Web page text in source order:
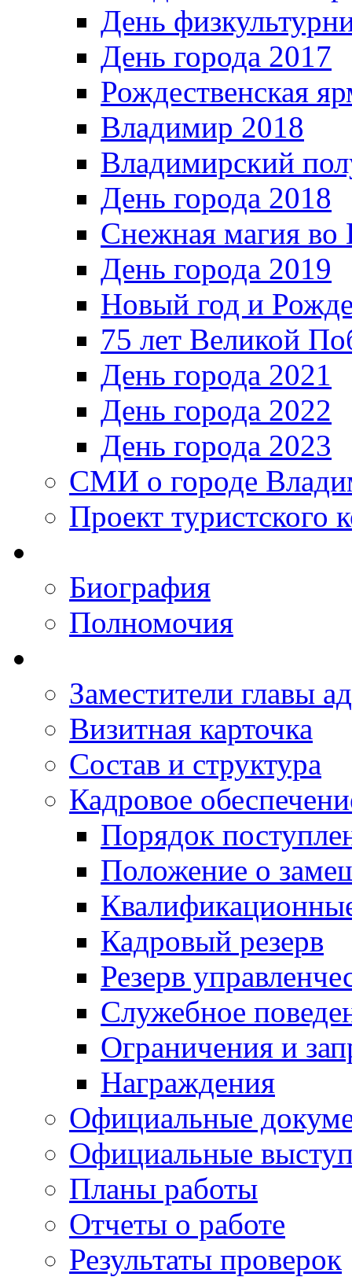
День
День города 2017
Рождественская
Владимир 2018
Владимирский
День города 2018
Снежная магия во
День города 2019
Новый год и
75 лет Великой
День города 2021
День города 2022
День города 2023
СМИ о городе
Проект туристского
Биография
Полномочия
Заместители главы
Визитная карточка
Состав и структура
Кадровое
Порядок
Положение о
Кадровый резерв
Резерв
Служебное
Ограничения и
Награждения
Официальные
Официальные
Планы работы
Отчеты о работе
Результаты проверок